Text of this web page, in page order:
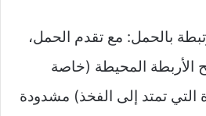
بالحمل: مع تقدم الحمل،
الأربطة المحيطة (خاصة
التي تمتد إلى الفخذ) مشدودة